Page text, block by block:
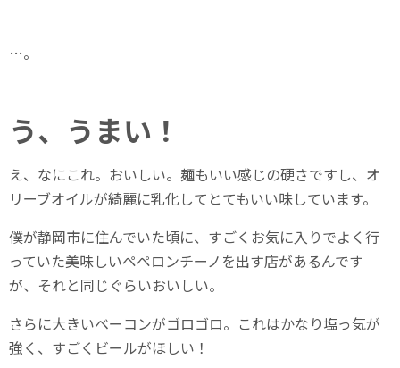
…。
う、うまい！
え、なにこれ。おいしい。麺もいい感じの硬さですし、オ
リーブオイルが綺麗に乳化してとてもいい味しています。
僕が静岡市に住んでいた頃に、すごくお気に入りでよく行
っていた美味しいペペロンチーノを出す店があるんです
が、それと同じぐらいおいしい。
さらに大きいベーコンがゴロゴロ。これはかなり塩っ気が
強く、すごくビールがほしい！